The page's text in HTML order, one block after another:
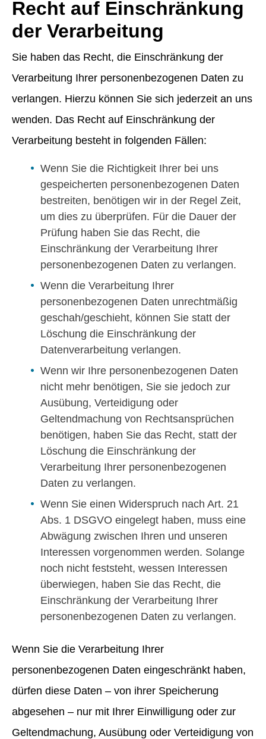
Recht auf Einschränkung
der Verarbeitung
Sie haben das Recht, die Einschränkung der
Verarbeitung Ihrer personenbezogenen Daten zu
verlangen. Hierzu können Sie sich jederzeit an uns
wenden. Das Recht auf Einschränkung der
Verarbeitung besteht in folgenden Fällen:
Wenn Sie die Richtigkeit Ihrer bei uns
gespeicherten personenbezogenen Daten
bestreiten, benötigen wir in der Regel Zeit,
um dies zu überprüfen. Für die Dauer der
Prüfung haben Sie das Recht, die
Einschränkung der Verarbeitung Ihrer
personenbezogenen Daten zu verlangen.
Wenn die Verarbeitung Ihrer
personenbezogenen Daten unrechtmäßig
geschah/geschieht, können Sie statt der
Löschung die Einschränkung der
Datenverarbeitung verlangen.
Wenn wir Ihre personenbezogenen Daten
nicht mehr benötigen, Sie sie jedoch zur
Ausübung, Verteidigung oder
Geltendmachung von Rechtsansprüchen
benötigen, haben Sie das Recht, statt der
Löschung die Einschränkung der
Verarbeitung Ihrer personenbezogenen
Daten zu verlangen.
Wenn Sie einen Widerspruch nach Art. 21
Abs. 1 DSGVO eingelegt haben, muss eine
Abwägung zwischen Ihren und unseren
Interessen vorgenommen werden. Solange
noch nicht feststeht, wessen Interessen
überwiegen, haben Sie das Recht, die
Einschränkung der Verarbeitung Ihrer
personenbezogenen Daten zu verlangen.
Wenn Sie die Verarbeitung Ihrer
personenbezogenen Daten eingeschränkt haben,
dürfen diese Daten – von ihrer Speicherung
abgesehen – nur mit Ihrer Einwilligung oder zur
Geltendmachung, Ausübung oder Verteidigung von